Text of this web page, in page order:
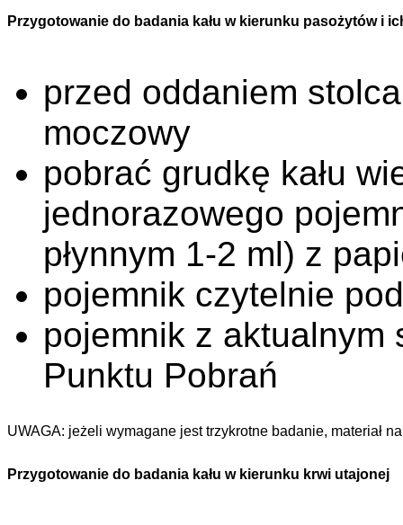
Przygotowanie do badania kału w kierunku pasożytów i
przed oddaniem
moczowy
pobrać grudkę kału
jednorazowego
płynnym 1-2 ml) z
pojemnik czytelnie
pojemnik z aktualnym
Punktu Pobrań
UWAGA: jeżeli wymagane jest trzykrotne badanie, materiał
Przygotowanie do badania kału w kierunku krwi utajonej